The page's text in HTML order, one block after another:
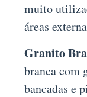
muito
áreas
Granito
branca com
bancadas e